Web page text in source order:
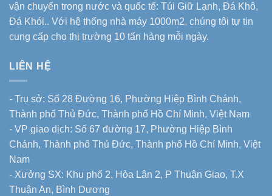
vận chuyển trong nước và quốc tế: Túi Giữ Lạnh, Đá Khô,
Đá Khói.. Với hệ thống nhà máy 1000m2, chúng tôi tự tin
cung cấp cho thị trường 10 tấn hàng mỗi ngày.
LIÊN HỆ
- Trụ sở: Số 28 Đường 16, Phường Hiệp Bình Chánh,
Thành phố Thủ Đức, Thành phố Hồ Chí Minh, Việt Nam
- VP giao dịch: Số 67 đường 17, Phường Hiệp Bình
Chánh, Thành phố Thủ Đức, Thành phố Hồ Chí Minh, Việt
Nam
- Xưởng SX: Khu phố 2, Hòa Lân 2, P Thuận Giao, T.X
Thuận An, Bình Dương